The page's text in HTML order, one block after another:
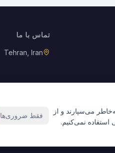
تماس با ما
Tehran, Iran
می‌سپارند و از
استفاده نمی‌کنیم.
فقط ضروری‌ها